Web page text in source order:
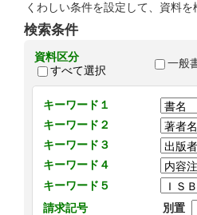
くわしい条件を設定して、資料を
検索条件
資料区分
すべて選択
一般
キーワード１
キーワード２
キーワード３
キーワード４
キーワード５
請求記号
別置